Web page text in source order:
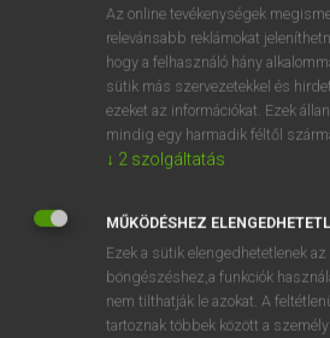
SZOTAR.NET
MICROSOFT OFFICE
BEÉPÜLŐ
ONLINE
EGYÉNI
TANULÓKNAK
OKTATÁSI
VÁLLALATI
Az online tevékenységek
relevánsabb reklámokat
hogy a felhasználó hány
sütik más szervezetekkel és
ezeket az információkat. Ezek
mindig egy harmadik féltől
↓ 2 szolgáltatás
MŰKÖDÉSHEZ
Ezek a sütik elengedhetetlenek
böngészéshez,a funkciók
nem tilthatják le azokat. A
tartoznak többek között a